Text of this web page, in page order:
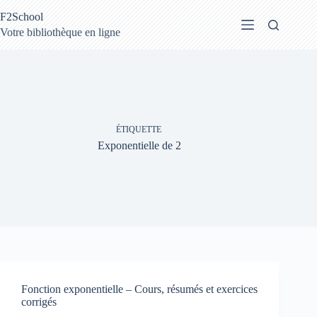
au
contenu
F2School
Votre bibliothèque en ligne
ÉTIQUETTE
Exponentielle de 2
Fonction exponentielle – Cours, résumés et exercices
corrigés